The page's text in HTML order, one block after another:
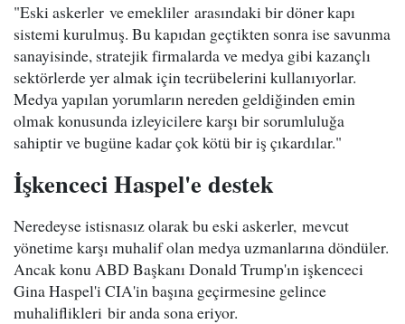
"Eski askerler ve emekliler arasındaki bir döner kapı
sistemi kurulmuş. Bu kapıdan geçtikten sonra ise savunma
sanayisinde, stratejik firmalarda ve medya gibi kazançlı
sektörlerde yer almak için tecrübelerini kullanıyorlar.
Medya yapılan yorumların nereden geldiğinden emin
olmak konusunda izleyicilere karşı bir sorumluluğa
sahiptir ve bugüne kadar çok kötü bir iş çıkardılar."
İşkenceci Haspel'e destek
Neredeyse istisnasız olarak bu eski askerler, mevcut
yönetime karşı muhalif olan medya uzmanlarına döndüler.
Ancak konu ABD Başkanı Donald Trump'ın işkenceci
Gina Haspel'i CIA'in başına geçirmesine gelince
muhaliflikleri bir anda sona eriyor.